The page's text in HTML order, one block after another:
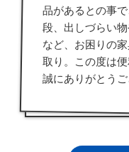
品があるとの事
段、出しづらい
など、お困りの
取り。この度は
誠にありがとうご